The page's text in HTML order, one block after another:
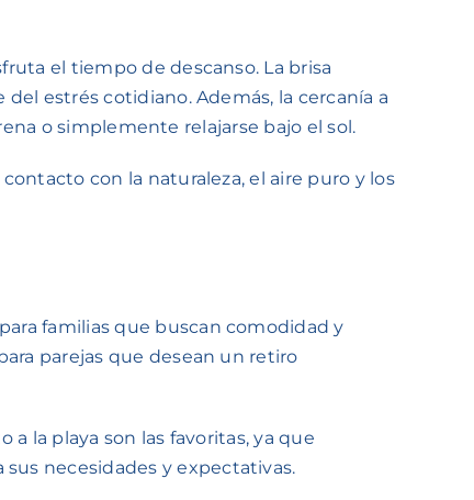
el tiempo de descanso. La brisa
estrés cotidiano. Además, la cercanía a
o simplemente relajarse bajo el sol.
con la naturaleza, el aire puro y los
familias que buscan comodidad y
parejas que desean un retiro
a la playa son las favoritas, ya que
necesidades y expectativas.